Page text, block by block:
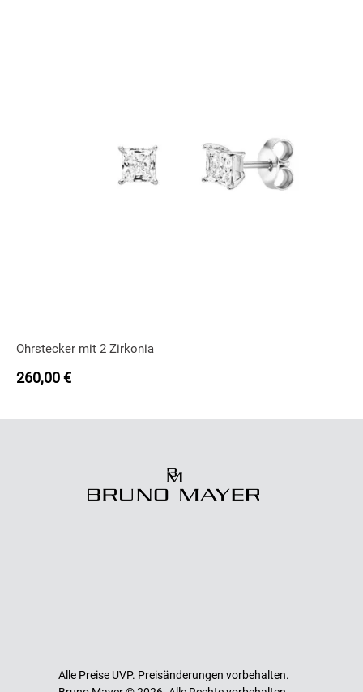
Ohrstecker mit 2 Zirkonia
260,00€
Alle Preise UVP. Preisänderungen vorbehalten.